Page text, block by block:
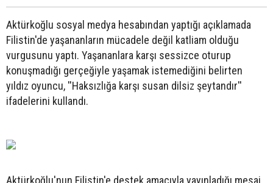
Aktürkoğlu sosyal medya hesabından yaptığı açıklamada
Filistin'de yaşananların mücadele değil katliam olduğu
vurgusunu yaptı. Yaşananlara karşı sessizce oturup
konuşmadığı gerçeğiyle yaşamak istemediğini belirten
yıldız oyuncu, ''Haksızlığa karşı susan dilsiz şeytandır''
ifadelerini kullandı.
Aktürkoğlu'nun Filistin'e destek amacıyla yayınladığı mesaj